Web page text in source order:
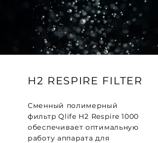
H2 RESPIRE FILTER
Сменный полимерный
фильтр Qlife H2 Respire 1000
обеспечивает оптимальную
работу аппарата для